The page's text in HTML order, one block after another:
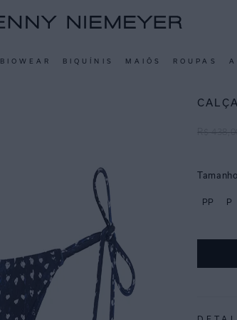
BIOWEAR BIQUÍNIS MAIÔS ROUPAS
R$ 438,
Tamanho
PP P